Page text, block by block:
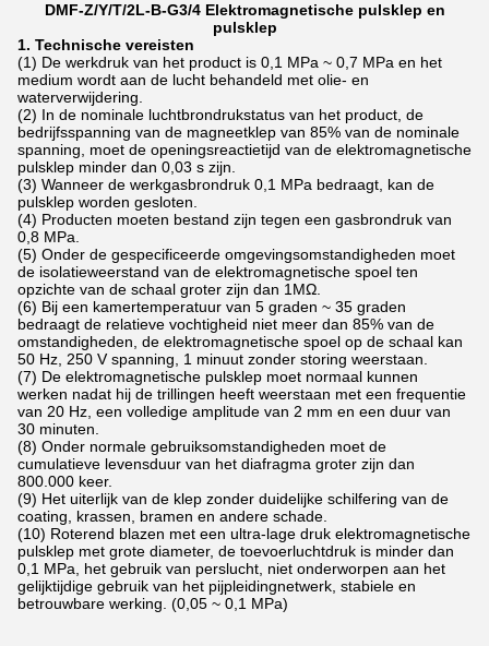
DMF-Z/Y/T/2L-B-G3/4 Elektromagnetische pulsklep en
pulsklep
1. Technische vereisten
(1) De werkdruk van het product is 0,1 MPa ~ 0,7 MPa en het
medium wordt aan de lucht behandeld met olie- en
waterverwijdering.
(2) In de nominale luchtbrondrukstatus van het product, de
bedrijfsspanning van de magneetklep van 85% van de nominale
spanning, moet de openingsreactietijd van de elektromagnetische
pulsklep minder dan 0,03 s zijn.
(3) Wanneer de werkgasbrondruk 0,1 MPa bedraagt, kan de
pulsklep worden gesloten.
(4) Producten moeten bestand zijn tegen een gasbrondruk van
0,8 MPa.
(5) Onder de gespecificeerde omgevingsomstandigheden moet
de isolatieweerstand van de elektromagnetische spoel ten
opzichte van de schaal groter zijn dan 1MΩ.
(6) Bij een kamertemperatuur van 5 graden ~ 35 graden
bedraagt ​​de relatieve vochtigheid niet meer dan 85% van de
omstandigheden, de elektromagnetische spoel op de schaal kan
50 Hz, 250 V spanning, 1 minuut zonder storing weerstaan.
(7) De elektromagnetische pulsklep moet normaal kunnen
werken nadat hij de trillingen heeft weerstaan ​​met een frequentie
van 20 Hz, een volledige amplitude van 2 mm en een duur van
30 minuten.
(8) Onder normale gebruiksomstandigheden moet de
cumulatieve levensduur van het diafragma groter zijn dan
800.000 keer.
(9) Het uiterlijk van de klep zonder duidelijke schilfering van de
coating, krassen, bramen en andere schade.
(10) Roterend blazen met een ultra-lage druk elektromagnetische
pulsklep met grote diameter, de toevoerluchtdruk is minder dan
0,1 MPa, het gebruik van perslucht, niet onderworpen aan het
gelijktijdige gebruik van het pijpleidingnetwerk, stabiele en
betrouwbare werking. (0,05 ~ 0,1 MPa)